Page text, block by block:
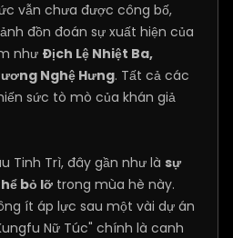
vẫn chưa được công bố,
đồn đoán sự xuất hiện của
như Địch Lệ Nhiệt Ba,
Nghệ Hưng. Tất cả các
sức tò mò của khán giả
Tinh Trì, đây gần như là sự
bỏ lỡ trong mùa hè này.
ít áp lực sau một vài dự án
Nữ Túc" chính là canh